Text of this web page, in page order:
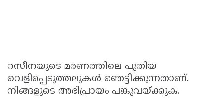
റസീനയുടെ മരണത്തിലെ പുതിയ
വെളിപ്പെടുത്തലുകൾ ഞെട്ടിക്കുന്നതാണ്.
നിങ്ങളുടെ അഭിപ്രായം പങ്കുവയ്ക്കുക.